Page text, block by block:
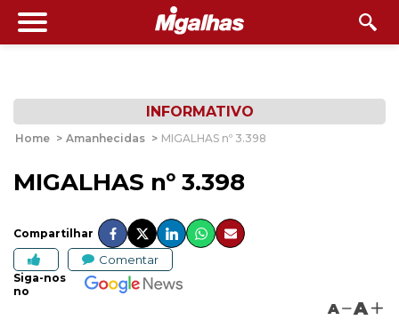
INFORMATIVO
Home > Amanhecidas > MIGALHAS nº 3.398
MIGALHAS nº 3.398
Compartilhar
Comentar
Siga-nos
no
A A